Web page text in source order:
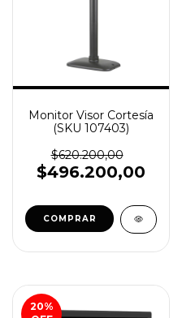
Monitor Visor Cortesía
(SKU 107403)
$620.200,00
$496.200,00
20%